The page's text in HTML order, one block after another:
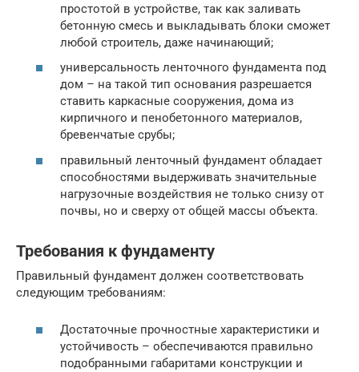
простотой в устройстве, так как заливать
бетонную смесь и выкладывать блоки сможет
любой строитель, даже начинающий;
универсальность ленточного фундамента под
дом – на такой тип основания разрешается
ставить каркасные сооружения, дома из
кирпичного и пенобетонного материалов,
бревенчатые срубы;
правильный ленточный фундамент обладает
способностями выдерживать значительные
нагрузочные воздействия не только снизу от
почвы, но и сверху от общей массы объекта.
Требования к фундаменту
Правильный фундамент должен соответствовать
следующим требованиям:
Достаточные прочностные характеристики и
устойчивость – обеспечиваются правильно
подобранными габаритами конструкции и